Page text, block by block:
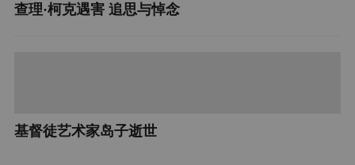
查理·柯克遇害 追思与悼念
基督徒艺术家岛子逝世